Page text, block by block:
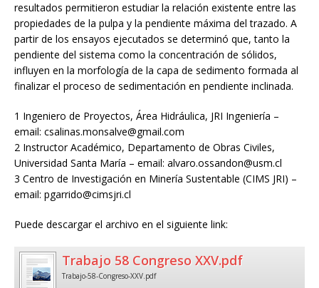
resultados permitieron estudiar la relación existente entre las
propiedades de la pulpa y la pendiente máxima del trazado. A
partir de los ensayos ejecutados se determinó que, tanto la
pendiente del sistema como la concentración de sólidos,
influyen en la morfología de la capa de sedimento formada al
finalizar el proceso de sedimentación en pendiente inclinada.
1 Ingeniero de Proyectos, Área Hidráulica, JRI Ingeniería –
email: csalinas.monsalve@gmail.com
2 Instructor Académico, Departamento de Obras Civiles,
Universidad Santa María – email: alvaro.ossandon@usm.cl
3 Centro de Investigación en Minería Sustentable (CIMS JRI) –
email: pgarrido@cimsjri.cl
Puede descargar el archivo en el siguiente link:
Trabajo 58 Congreso XXV.pdf
Trabajo-58-Congreso-XXV.pdf